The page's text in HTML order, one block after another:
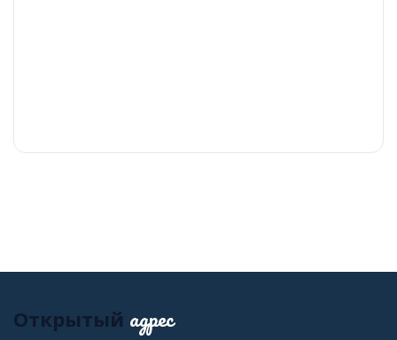
Открытый адрес